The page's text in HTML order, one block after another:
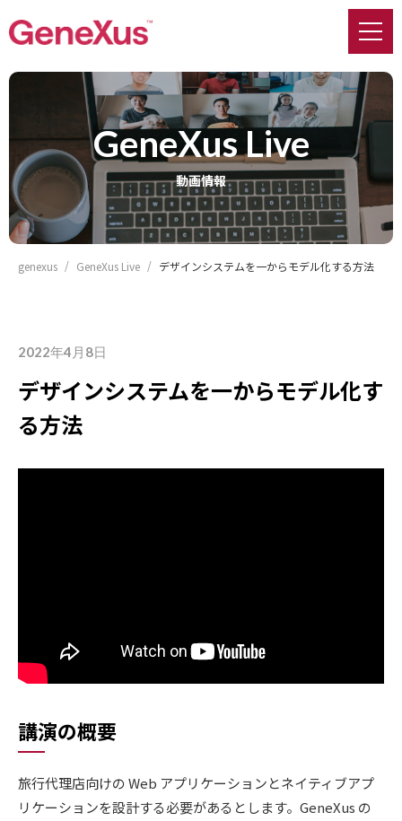
GeneXus Live
動画情報
genexus GeneXus Live デザインシステムを一からモデル化する方法
2022年4月8日
デザインシステムを一からモデル化す
る方法
講演の概要
旅行代理店向けの Web アプリケーションとネイティブアプ
リケーションを設計する必要があるとします。GeneXus の